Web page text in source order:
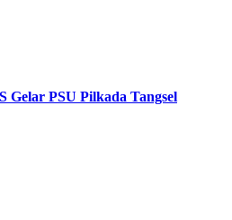
Gelar PSU Pilkada Tangsel